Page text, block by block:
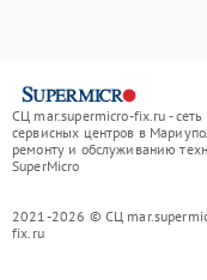
СЦ mar.supermicro-fix.ru - сеть
сервисных центров в
ремонту и обслуживанию
SuperMicro
2021-2026 © СЦ
fix.ru